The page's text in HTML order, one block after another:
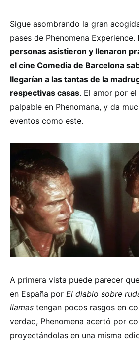
Sigue asombrando la gran
pases de Phenomena Experience.
personas asistieron y llenaron
el cine Comedia de Barcelona
llegarían a las tantas de la
respectivas casas. El amor por
palpable en Phenomana, y da
eventos como este.
A primera vista puede parecer que
en España por El diablo sobre
llamas tengan pocos rasgos en
verdad, Phenomena acertó por
proyectándolas en una misma